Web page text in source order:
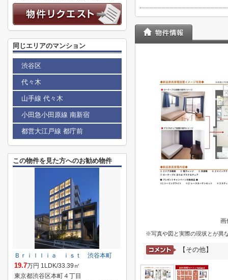
画
※写真や図と実際の現状とが異
【その他】
同じエリアのマンション
渋谷区
代々木
山手線 代々木
小田急小田原線 南新宿
都営大江戸線 都庁前
この物件を見た方へのお勧め物件
Ｂｒｉｌｌｉａ ｉｓｔ 渋谷本町
19.7万円 1LDK/33.39㎡
東京都渋谷区本町４丁目